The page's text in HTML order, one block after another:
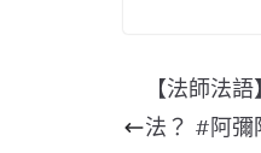
【法師法
法？ #阿